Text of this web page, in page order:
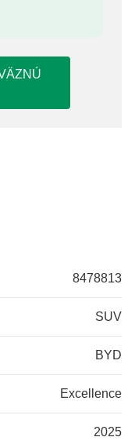
8478813
SUV
BYD
Excellence
2025